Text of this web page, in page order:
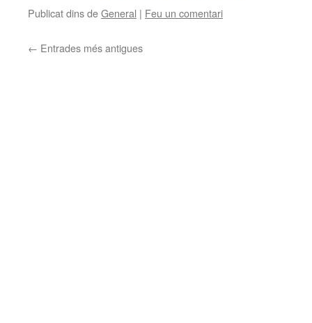
Publicat dins deGeneral | Feu un comentari
← Entrades més antigues